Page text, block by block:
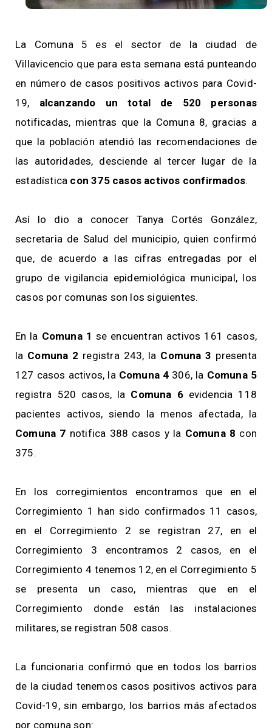
La Comuna 5 es el sector de la ciudad de
Villavicencio que para esta semana está punteando
en número de casos positivos activos para Covid-
19, alcanzando un total de 520 personas
notificadas, mientras que la Comuna 8, gracias a
que la población atendió las recomendaciones de
las autoridades, desciende al tercer lugar de la
estadística con 375 casos activos confirmados.
Así lo dio a conocer Tanya Cortés González,
secretaria de Salud del municipio, quien confirmó
que, de acuerdo a las cifras entregadas por el
grupo de vigilancia epidemiológica municipal, los
casos por comunas son los siguientes.
En la Comuna 1 se encuentran activos 161 casos,
la Comuna 2 registra 243, la Comuna 3 presenta
127 casos activos, la Comuna 4 306, la Comuna 5
registra 520 casos, la Comuna 6evidencia 118
pacientes activos, siendo la menos afectada, la
Comuna 7 notifica 388 casos y la Comuna 8 con
375.
En los corregimientos encontramos que en el
Corregimiento 1 han sido confirmados 11 casos,
en el Corregimiento 2 se registran 27, en el
Corregimiento 3 encontramos 2 casos, en el
Corregimiento 4 tenemos 12, en el Corregimiento 5
se presenta un caso, mientras que en el
Corregimiento donde están las instalaciones
militares, se registran 508 casos.
La funcionaria confirmó que en todos los barrios
de la ciudad tenemos casos positivos activos para
Covid-19, sin embargo, los barrios más afectados
por comuna son: